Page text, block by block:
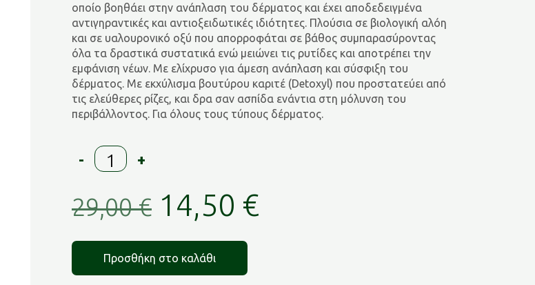
οποίο βοηθάει στην ανάπλαση του δέρματος και έχει αποδεδειγμένα
αντιγηραντικές και αντιοξειδωτικές ιδιότητες. Πλούσια σε βιολογική αλόη
και σε υαλουρονικό οξύ που απορροφάται σε βάθος συμπαρασύροντας
όλα τα δραστικά συστατικά ενώ μειώνει τις ρυτίδες και αποτρέπει την
εμφάνιση νέων. Με ελίχρυσο για άμεση ανάπλαση και σύσφιξη του
δέρματος. Με εκχύλισμα βουτύρου καριτέ (Detoxyl) που προστατεύει από
τις ελεύθερες ρίζες, και δρα σαν ασπίδα ενάντια στη μόλυνση του
περιβάλλοντος. Για όλους τους τύπους δέρματος.
-
OLIVE
GOLD
Κρέμα
Ημέρας
/
Θρεπτική
ποσότητα
+
29,00€ Original
price
was:
14,50 €
Προσθήκη στο καλάθι